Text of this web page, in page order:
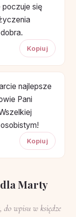
się
Kopiuj
najlepsze
Pani
Kopiuj
Marty
wpisu w księdze